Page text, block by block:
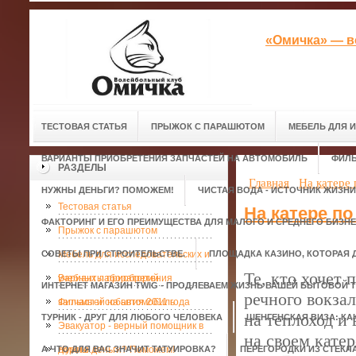
«Омичка» —
ТЕСТОВАЯ СТАТЬЯ ПРЫЖОК С ПАРАШЮТОМ МЕБЕЛЬ ДЛЯ
ВАРИАНТЫ ПРИОБРЕТЕНИЯ ЗАПЧАСТЕЙ НА АВТОМОБИЛЬ
НУЖНЫ ДЕНЬГИ? ПОМОЖЕМ! ЧИСТАЯ ВОДА - ИСТОЧНИК ЖИЗНИ
ФАКТОРИНГ И ЕГО ПРЕИМУЩЕСТВА ДЛЯ МАЛОГО И СРЕДНЕГО
СОВЕТЫ ПРИ СТРОИТЕЛЬСТВЕ. ПЛОЩАДКА КАЗИНО, КОТОРАЯ
ИНТЕРНЕТ МАГАЗИН TWIG - ПРОДЛЕВАЕМ ЖИЗНЬ ВАШЕЙ БЫТОВОЙ
ТУРНИК - ДРУГ ДЛЯ ЛЮБОГО ЧЕЛОВЕКА ШЕНГЕНСКАЯ ВИЗА:
А ЧТО ДЛЯ ВАС ЗНАЧИТ ТАТУИРОВКА? ПЕРЕГОРОДКИ ИЗ
РАЗДЕЛЫ
Тестовая статья
Прыжок с парашютом
Мебель для исследовательских и
учебных лабораторий
Варианты приобретения
запчастей на автомобиль
Фильмы и события 2011 года
Эвакуатор - верный помощник в
дороге.
Нужны деньги? Поможем!
Главная На катере
На катере
Те, кто хочет
речного
на теплоход и
на своем